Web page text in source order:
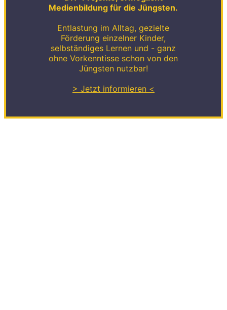
Medienbildung für die Jüngsten.
Entlastung im Alltag, gezielte
Förderung einzelner Kinder,
selbständiges Lernen und - ganz
ohne Vorkenntisse schon von den
Jüngsten nutzbar!
> Jetzt informieren <